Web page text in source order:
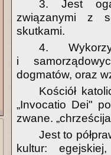
3. Jest
związanymi z
skutkami.
4.
i
dogmatów, oraz
Kościół
„Invocatio Dei"
zwane.
Jest to
kultur: